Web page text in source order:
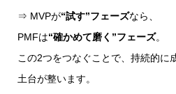
⇒ MVPが“試す”フェーズなら、
PMFは“確かめて磨く”フェーズ。
この2つをつなぐことで、持続的に
土台が整います。